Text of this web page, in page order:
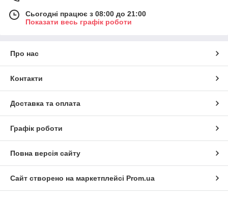
Сьогодні працює з 08:00 до 21:00
Показати весь графік роботи
Про нас
Контакти
Доставка та оплата
Графік роботи
Повна версія сайту
Сайт створено на маркетплейсі Prom.ua